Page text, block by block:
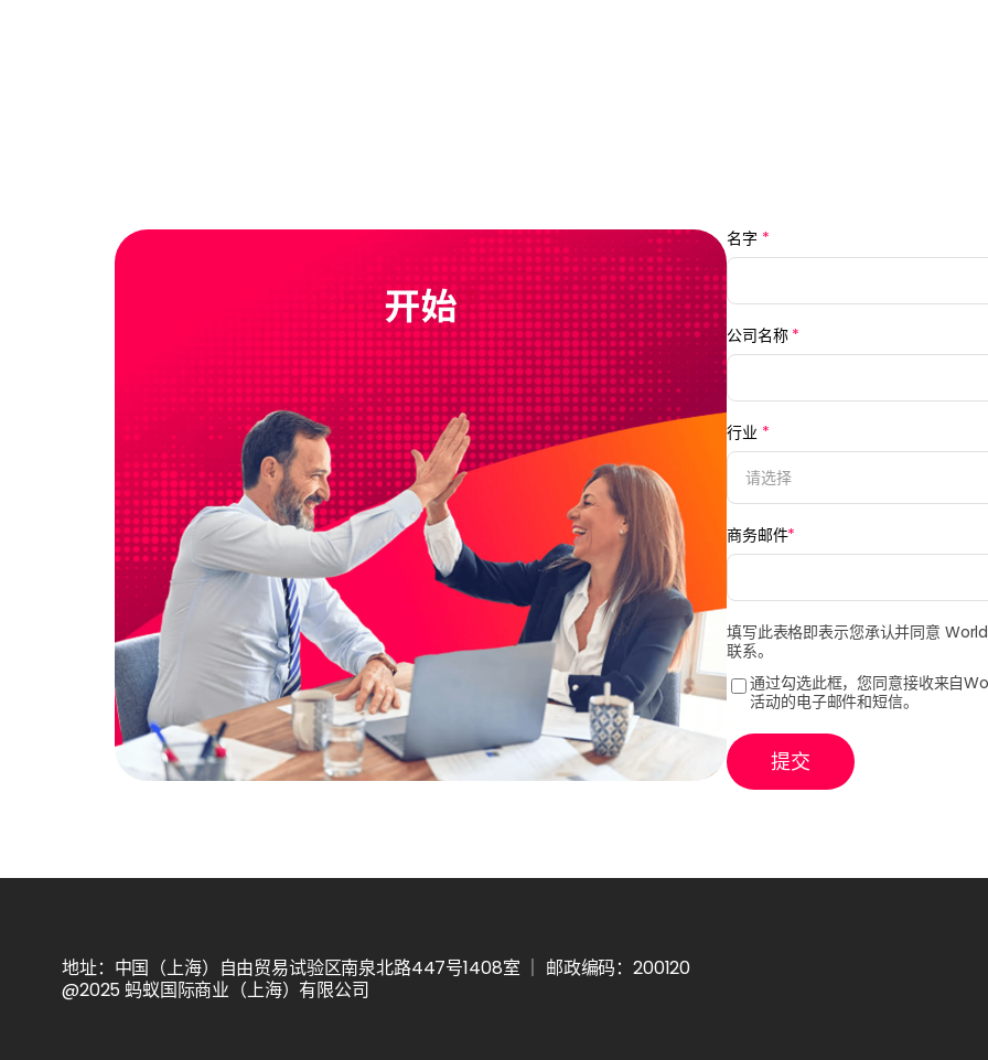
名字 *
公司名称 *
行业 *
请选择
商务邮件*
填写此表格即表示您承认并同意
联系。
通过勾选此框，您同意接收来自
活动的电子邮件和短信。
提交
地址：中国（上海）自由贸易试验区南泉北路447号1408室 ｜ 邮政编码：200120
@2025 蚂蚁国际商业（上海）有限公司